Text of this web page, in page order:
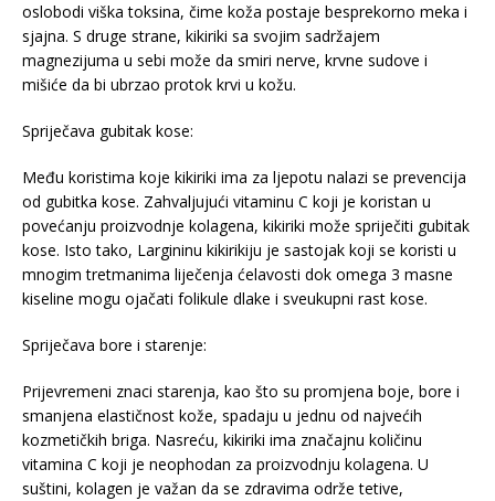
oslobodi viška toksina, čime koža postaje besprekorno meka i
sjajna. S druge strane, kikiriki sa svojim sadržajem
magnezijuma u sebi može da smiri nerve, krvne sudove i
mišiće da bi ubrzao protok krvi u kožu.
Spriječava gubitak kose:
Među koristima koje kikiriki ima za ljepotu nalazi se prevencija
od gubitka kose. Zahvaljujući vitaminu C koji je koristan u
povećanju proizvodnje kolagena, kikiriki može spriječiti gubitak
kose. Isto tako, Largininu kikirikiju je sastojak koji se koristi u
mnogim tretmanima liječenja ćelavosti dok omega 3 masne
kiseline mogu ojačati folikule dlake i sveukupni rast kose.
Spriječava bore i starenje:
Prijevremeni znaci starenja, kao što su promjena boje, bore i
smanjena elastičnost kože, spadaju u jednu od najvećih
kozmetičkih briga. Nasreću, kikiriki ima značajnu količinu
vitamina C koji je neophodan za proizvodnju kolagena. U
suštini, kolagen je važan da se zdravima održe tetive,